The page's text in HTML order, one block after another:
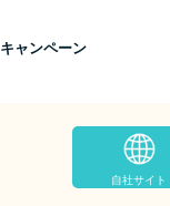
キャンペーン
自社サイト